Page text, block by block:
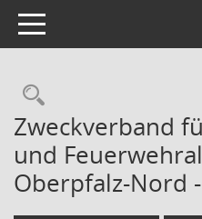
Toggle navigation
Zweckverband
und
Oberpfalz-Nord